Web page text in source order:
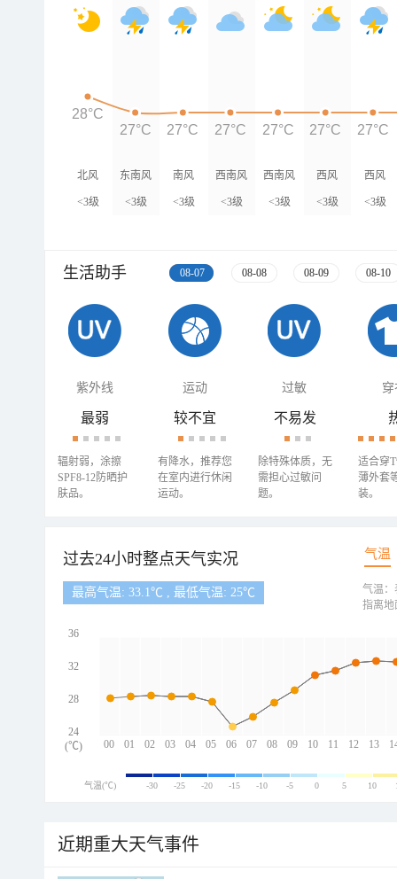
北风
<3级
东南风
<3级
南风
<3级
西南风
<3级
西南风
<3级
西风
<3级
西风
<3级
28°C
27°C
27°C 27°C 27°C 27°C 27°C
生活助手 08-07 08-08 08-09 08-10
紫外线 运动 过敏 穿
最弱
辐射弱，涂擦
SPF8-12防晒护
肤品。
较不宜
有降水，推荐您
在室内进行休闲
运动。
不易发
除特殊体质，无
需担心过敏问
题。
适合穿
薄外套
装。
过去24小时整点天气实况 气温
最高气温: 33.1℃ , 最低气温: 25℃
00 01 02 03 04 05 06 07 08 09 10 11 12 13
36
32
28
24
(℃)
气温：
指离地
气温(℃) -30 -25 -20 -15 -10 -5 0 5 10
近期重大天气事件